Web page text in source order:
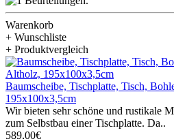
Warenkorb
+ Wunschliste
+ Produktvergleich
Baumscheibe, Tischplatte, Tisch,
195x100x3,5cm
Wir bieten sehr schöne und rustikale
zum Selbstbau einer Tischplatte. Da..
589,00€